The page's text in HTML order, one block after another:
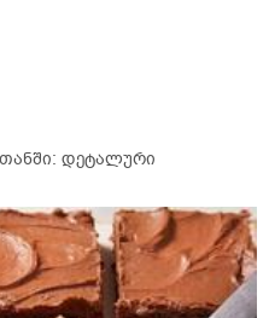
დეტალური